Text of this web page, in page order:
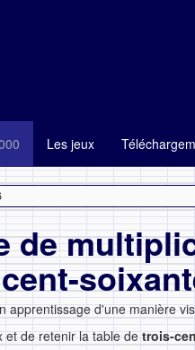
Les jeux
de
cent-
apprentissage d'une manière
et de retenir la table de trois-